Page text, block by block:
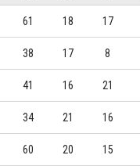
61 18 17
38 17 8
41 16 21
34 21 16
60 20 15